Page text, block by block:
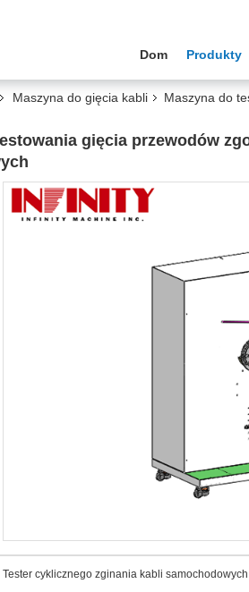
Dom Produkty
Maszyna do gięcia kabli
Maszyna do
gięcia przewodów
Tester cyklicznego zginania kabli samochodowych